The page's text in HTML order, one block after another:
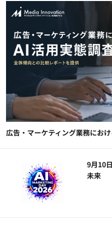
広告・マーケティング業務にお
9月10
未来